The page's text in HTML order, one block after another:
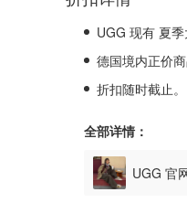
UGG 现有 夏季
德国境内正价
折扣随时截止。
全部详情：
UGG 官